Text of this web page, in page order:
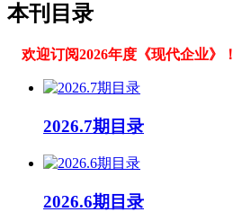
本刊目录
欢迎订阅2026年度《现代企业》！
2026.7期目录
2026.6期目录